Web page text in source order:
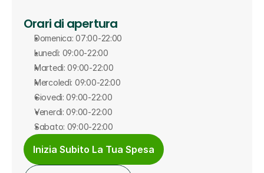
Orari di apertura
Domenica: 07:00-22:00
Lunedì: 09:00-22:00
Martedì: 09:00-22:00
Mercoledì: 09:00-22:00
Giovedì: 09:00-22:00
Venerdì: 09:00-22:00
Sabato: 09:00-22:00
Inizia Subito La Tua Spesa